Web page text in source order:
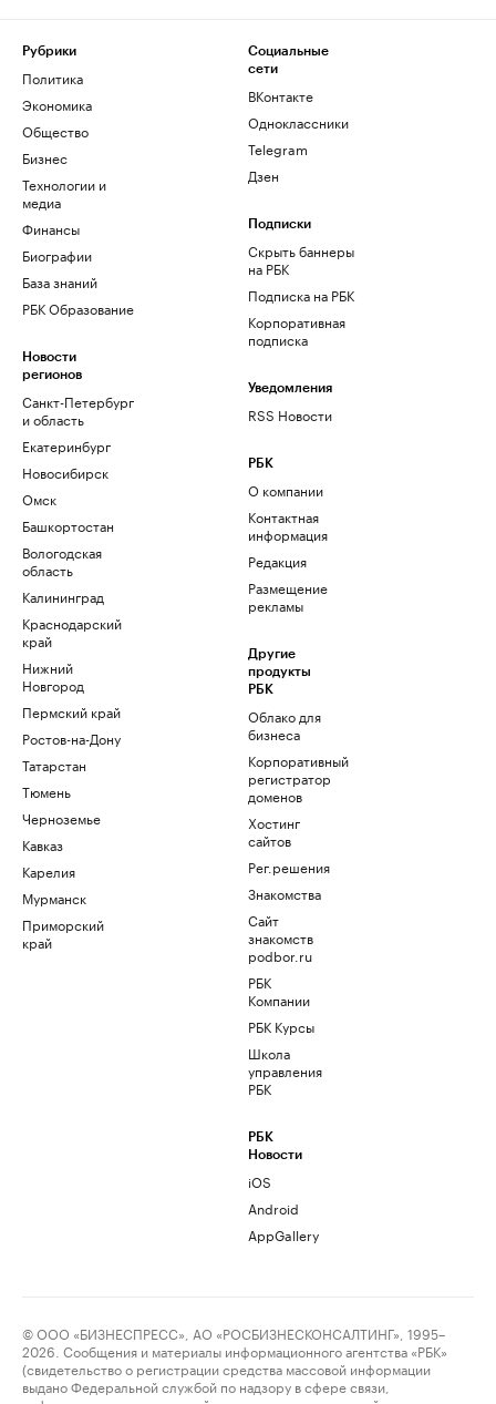
Рубрики
Политика
Экономика
Общество
Бизнес
Технологии и
медиа
Финансы
Биографии
База знаний
РБК Образование
Новости
регионов
Санкт-Петербург
и область
Екатеринбург
Новосибирск
Омск
Башкортостан
Вологодская
область
Калининград
Краснодарский
край
Нижний
Новгород
Пермский край
Ростов-на-Дону
Татарстан
Тюмень
Черноземье
Кавказ
Карелия
Мурманск
Приморский
край
Социальные
сети
ВКонтакте
Одноклассники
Telegram
Дзен
Подписки
Скрыть баннеры
на РБК
Подписка на РБК
Корпоративная
подписка
Уведомления
RSS Новости
РБК
О компании
Контактная
информация
Редакция
Размещение
рекламы
Другие
продукты
РБК
Облако для
бизнеса
Корпоративный
регистратор
доменов
Хостинг
сайтов
Рег.решения
Знакомства
Сайт
знакомств
podbor.ru
РБК
Компании
РБК Курсы
Школа
управления
РБК
РБК
Новости
iOS
Android
AppGallery
© ООО «БИЗНЕСПРЕСС», АО «РОСБИЗНЕСКОНСАЛТИНГ», 1995–
2026. Сообщения и материалы информационного агентства «РБК»
(свидетельство о регистрации средства массовой информации
выдано Федеральной службой по надзору в сфере связи,